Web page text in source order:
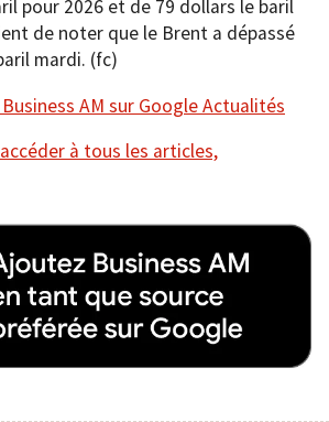
pour 2026 et de 79 dollars le baril
de noter que le Brent a dépassé
mardi. (fc)
AM sur Google Actualités
à tous les articles,